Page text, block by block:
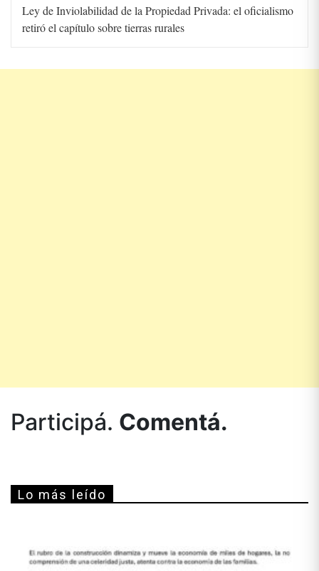
Ley de Inviolabilidad de la Propiedad Privada: el oficialismo
retiró el capítulo sobre tierras rurales
Participá. Comentá.
Lo más leído